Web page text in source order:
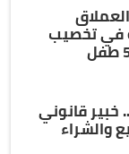
في تخصيب
خبير قانوني
والشراء